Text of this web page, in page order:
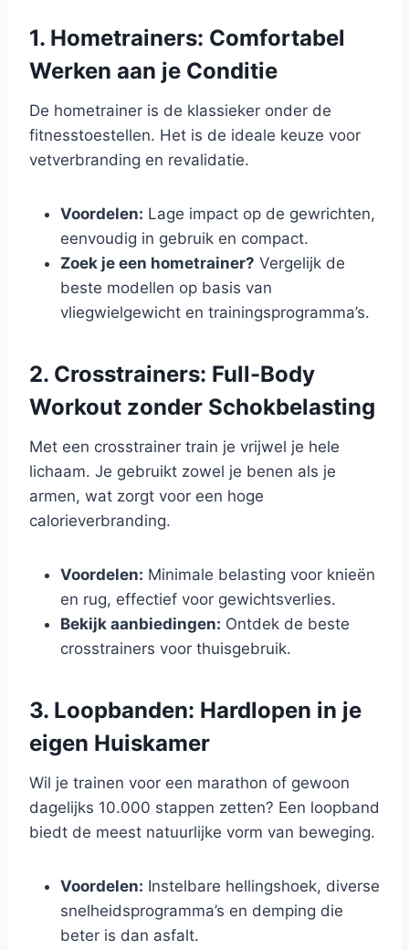
1. Hometrainers: Comfortabel
Werken aan je Conditie
De hometrainer is de klassieker onder de
fitnesstoestellen. Het is de ideale keuze voor
vetverbranding en revalidatie.
Voordelen: Lage impact op de gewrichten,
eenvoudig in gebruik en compact.
Zoek je een hometrainer? Vergelijk de
beste modellen op basis van
vliegwielgewicht en trainingsprogramma’s.
2. Crosstrainers: Full-Body
Workout zonder Schokbelasting
Met een crosstrainer train je vrijwel je hele
lichaam. Je gebruikt zowel je benen als je
armen, wat zorgt voor een hoge
calorieverbranding.
Voordelen: Minimale belasting voor knieën
en rug, effectief voor gewichtsverlies.
Bekijk aanbiedingen: Ontdek de beste
crosstrainers voor thuisgebruik.
3. Loopbanden: Hardlopen in je
eigen Huiskamer
Wil je trainen voor een marathon of gewoon
dagelijks 10.000 stappen zetten? Een loopband
biedt de meest natuurlijke vorm van beweging.
Voordelen: Instelbare hellingshoek, diverse
snelheidsprogramma’s en demping die
beter is dan asfalt.